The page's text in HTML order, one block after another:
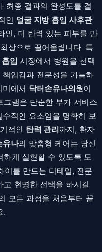
최종 결과의 완성도를 결
인 얼굴 지방 흡입 사후관
인, 더 탄력 있는 피부를 만
상으로 끌어올립니다. 특
입 시장에서 병원을 선택
임감과 전문성을 가늠하
에서 닥터손유나의원이
램은 단순한 부가 서비스
적인 요소임을 명확히 보
적인 탄력 관리까지, 환자
유나의 맞춤형 케어는 당신
게 실현할 수 있도록 도
이를 만드는 디테일, 전문
고 현명한 선택을 하시길
모든 과정을 처음부터 끝
.